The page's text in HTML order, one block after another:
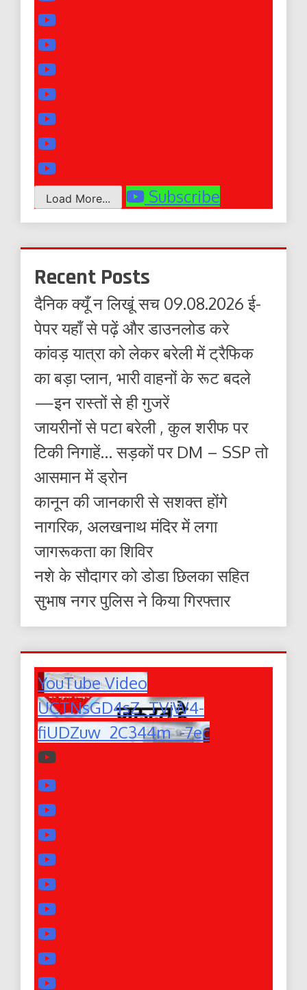
Load More... Subscribe
Recent Posts
दैनिक क्यूँ न लिखूं सच 09.08.2026 ई-
पेपर यहाँ से पढ़ें और डाउनलोड करे
कांवड़ यात्रा को लेकर बरेली में ट्रैफिक
का बड़ा प्लान, भारी वाहनों के रूट बदले
—इन रास्तों से ही गुजरें
जायरीनों से पटा बरेली , कुल शरीफ पर
टिकी निगाहें… सड़कों पर DM – SSP तो
आसमान में ड्रोन
कानून की जानकारी से सशक्त होंगे
नागरिक, अलखनाथ मंदिर में लगा
जागरूकता का शिविर
नशे के सौदागर को डोडा छिलका सहित
सुभाष नगर पुलिस ने किया गिरफ्तार
YouTube Video
UCTNsGD4sZ_TVjW4-
fiUDZuw_2C344m_-7ec